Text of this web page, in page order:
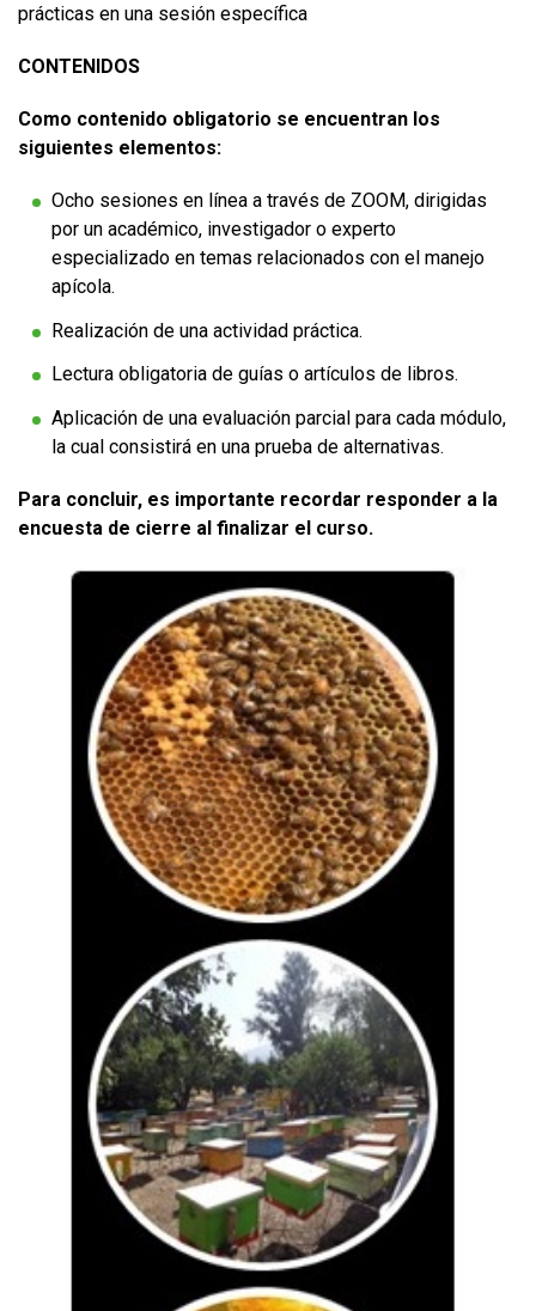
prácticas en una sesión específica
CONTENIDOS
Como contenido obligatorio se encuentran los
siguientes elementos:
Ocho sesiones en línea a través de ZOOM, dirigidas
por un académico, investigador o experto
especializado en temas relacionados con el manejo
apícola.
Realización de una actividad práctica.
Lectura obligatoria de guías o artículos de libros.
Aplicación de una evaluación parcial para cada módulo,
la cual consistirá en una prueba de alternativas.
Para concluir, es importante recordar responder a la
encuesta de cierre al finalizar el curso.